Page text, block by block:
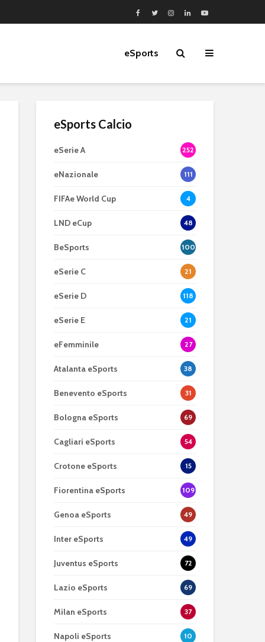
eSports
eSports Calcio
eSerie A 252
eNazionale 111
FIFAe World Cup 4
LND eCup 48
BeSports 100
eSerie C 21
eSerie D 118
eSerie E 21
eFemminile 27
Atalanta eSports 38
Benevento eSports 31
Bologna eSports 69
Cagliari eSports 54
Crotone eSports 15
Fiorentina eSports 109
Genoa eSports 49
Inter eSports 49
Juventus eSports 72
Lazio eSports 69
Milan eSports 37
Napoli eSports 10